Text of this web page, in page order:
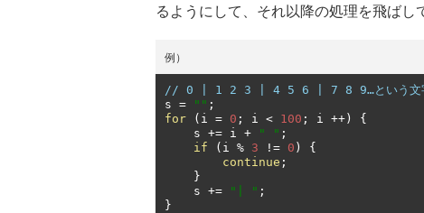
るようにして、それ以降の処理を飛ばし
例）
// 0 | 1 2 3 | 4 5 6 | 7 8 9…という文字
s = "" ;
for
( i = 0 ; i < 100 ; i ++)
{
    s
+= i + " " ;
if
( i % 3 != 0 )
{
continue ;
}
    s
+= "| " ;
}